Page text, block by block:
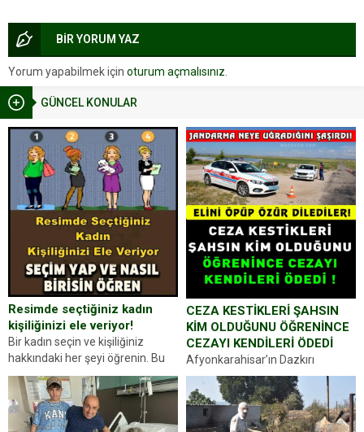
GÜNCEL KONULAR
Resimde seçtiğiniz kadın
kişiliğinizi ele veriyor!
Bir kadın seçin ve kişiliğiniz
hakkındaki her şeyi öğrenin. Bu
kez karşınıza oldukça farklı bir
kişilik testiyle çıkıyoruz. Resimde
gördüğünüz kadın figürlerinden
dikkatinizi en...
CEZA KESTİKLERİ ŞAHSIN
KİM OLDUĞUNU ÖĞRENİNCE
CEZAYI KENDİLERİ ÖDEDİ
Afyonkarahisar’ın Dazkırı
ilçesinde trafik uygulaması
yapan jandarma ekipleri
durdurdukları bir otomobilin
sürücüsünden ehliyet ve ruhsat
BİR YORUM YAZ
Yorum yapabilmek için oturum açmalısınız